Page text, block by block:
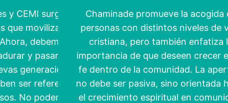
y CEMI surgieron
que movilizaron a
debemos
y pasar la
generaciones.
ser referentes
No podemos
Chaminade promueve la acogida
personas con distintos niveles de
cristiana, pero también enfatiza
importancia de que deseen crecer
fe dentro de la comunidad. La
no debe ser pasiva, sino orientada
el crecimiento espiritual en